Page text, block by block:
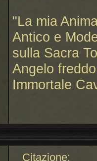
"La mia
Antico e
sulla Sacra
Angelo
Immortale
Citazione: